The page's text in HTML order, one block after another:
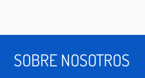
SOBRE NOSOTROS